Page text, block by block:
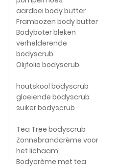
aardbei body butter
Frambozen body butter
Bodyboter bleken
verhelderende
bodyscrub
Olijfolie bodyscrub
houtskool bodyscrub
gloeiende bodyscrub
suiker bodyscrub
Tea Tree bodyscrub
Zonnebrandcrème voor
het lichaam
Bodycrème met tea